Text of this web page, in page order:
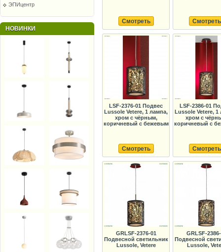
ЭПИцентр
НОВИНКИ
Смотреть Смотреть
LSF-2376-01 Подвес
Lussole Vetere, 1 лампа,
хром с чёрным,
коричневый с бежевым
Смотреть
LSF-2386-01
Lussole Vetere, 1
хром с
коричневый с
Смотреть
GRLSF-2376-01
Подвесной светильник
Lussole, Vetere
GRLSF-
Подвесной
Lussole,